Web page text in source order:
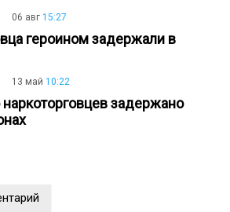
06 авг 15:27
героином задержали в
13 май 10:22
задержано